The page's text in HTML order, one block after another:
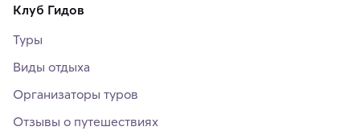
Клуб Гидов
Туры
Виды отдыха
Организаторы туров
Отзывы о путешествиях